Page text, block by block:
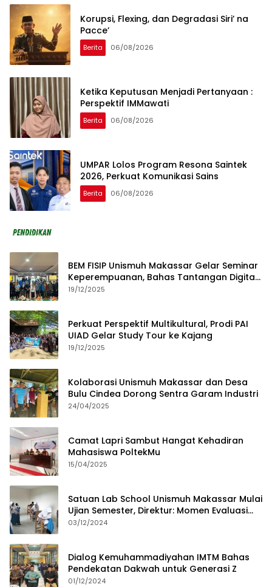
Korupsi, Flexing, dan Degradasi Siri’ na
Pacce’
Berita 06/08/2026
Ketika Keputusan Menjadi Pertanyaan :
Perspektif IMMawati
Berita 06/08/2026
UMPAR Lolos Program Resona Saintek
2026, Perkuat Komunikasi Sains
Berita 06/08/2026
BEM FISIP Unismuh Makassar Gelar Seminar
Keperempuanan, Bahas Tantangan Digital
dan Budaya Lokal
19/12/2025
Perkuat Perspektif Multikultural, Prodi PAI
UIAD Gelar Study Tour ke Kajang
19/12/2025
Kolaborasi Unismuh Makassar dan Desa
Bulu Cindea Dorong Sentra Garam Industri
24/04/2025
Camat Lapri Sambut Hangat Kehadiran
Mahasiswa PoltekMu
15/04/2025
Satuan Lab School Unismuh Makassar Mulai
Ujian Semester, Direktur: Momen Evaluasi
Proses Pembelajaran
03/12/2024
Dialog Kemuhammadiyahan IMTM Bahas
Pendekatan Dakwah untuk Generasi Z
01/12/2024